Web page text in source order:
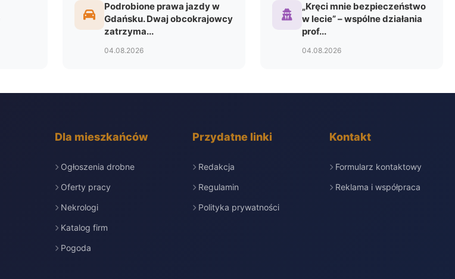
Podrobione prawa jazdy w
Gdańsku. Dwaj obcokrajowcy
zatrzyma...
04.08.2026
„Kręci mnie bezpieczeństwo
w lecie” – wspólne działania
prof...
04.08.2026
Dla mieszkańców
Ogłoszenia drobne
Oferty pracy
Nekrologi
Katalog firm
Pogoda
Przydatne linki
Redakcja
Regulamin
Polityka prywatności
Kontakt
Formularz kontaktowy
Reklama i współpraca